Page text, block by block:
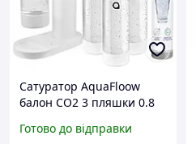
Сатуратор AquaFloow
балон CO2 3 пляшки 0.8
Готово до відправки